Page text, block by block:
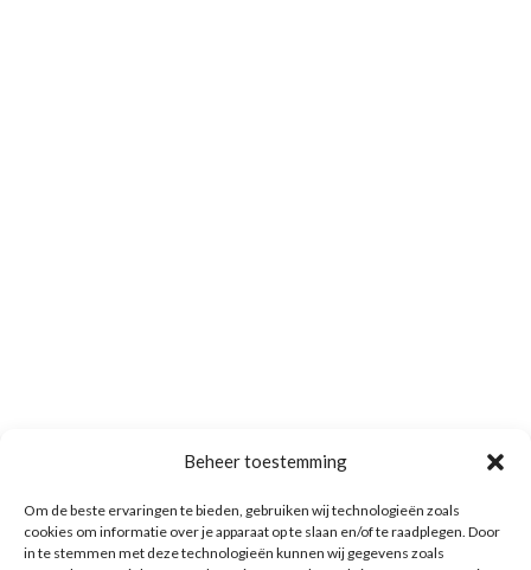
Beheer toestemming
Om de beste ervaringen te bieden, gebruiken wij technologieën zoals
cookies om informatie over je apparaat op te slaan en/of te raadplegen. Door
in te stemmen met deze technologieën kunnen wij gegevens zoals